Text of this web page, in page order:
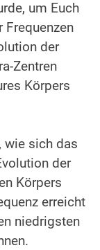
um Euch
Frequenzen
der
Zentren
Körpers
wie sich das
der
Körpers
erreicht
niedrigsten